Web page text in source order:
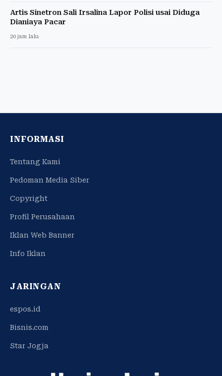
Artis Sinetron Sali Irsalina Lapor Polisi usai Diduga
Dianiaya Pacar
20 jam lalu
INFORMASI
Tentang Kami
Pedoman Media Siber
Copyright
Profil Perusahaan
Iklan Web Banner
Info Iklan
JARINGAN
espos.id
Bisnis.com
Star Jogja